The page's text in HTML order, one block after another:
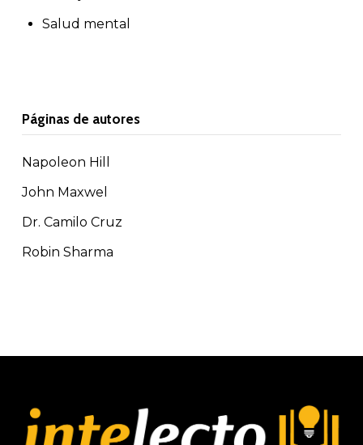
Salud mental
Páginas de autores
Napoleon Hill
John Maxwel
Dr. Camilo Cruz
Robin Sharma